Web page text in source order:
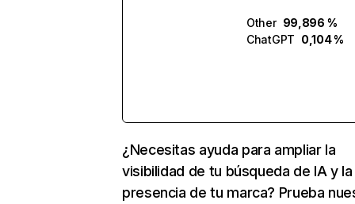
Other 99,896 %
ChatGPT 0,104 %
¿Necesitas ayuda para ampliar la
visibilidad de tu búsqueda de IA y la
presencia de tu marca? Prueba